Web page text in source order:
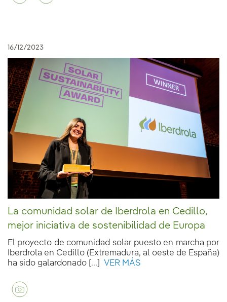
16/12/2023
La comunidad solar de Iberdrola en Cedillo,
mejor iniciativa de sostenibilidad de Europa
El proyecto de comunidad solar puesto en marcha por
Iberdrola en Cedillo (Extremadura, al oeste de España)
ha sido galardonado [...]
VER MÁS